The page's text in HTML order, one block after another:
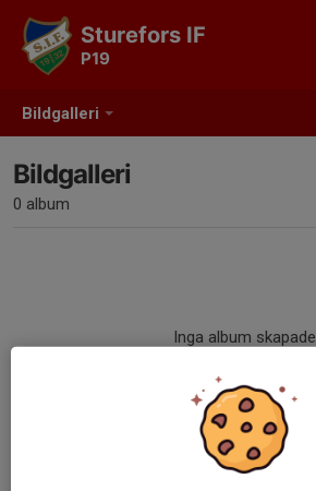
Bildgalleri
Sturefors IF
P19
Bildgalleri
0 album
Inga album skapade